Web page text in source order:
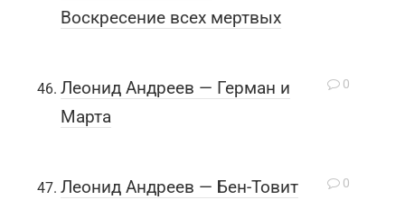
Воскресение всех мертвых
0
Леонид Андреев — Герман и
Марта
0
Леонид Андреев — Бен-Товит